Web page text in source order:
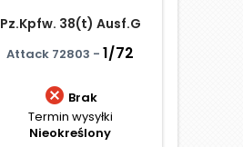
Pz.Kpfw. 38(t) Ausf.G
Attack 72803 - 1/72
 Brak
Termin wysyłki
Nieokreślony